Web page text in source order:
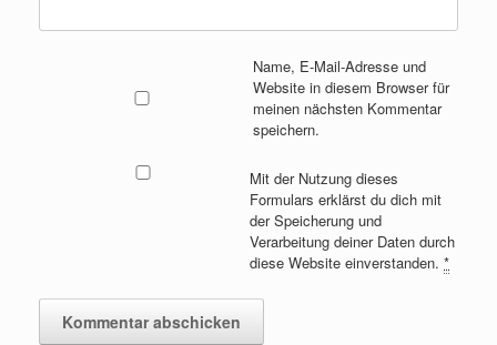
Name, E-Mail-Adresse und
Website in diesem Browser für
meinen nächsten Kommentar
speichern.
Mit der Nutzung dieses
Formulars erklärst du dich mit
der Speicherung und
Verarbeitung deiner Daten durch
diese Website einverstanden. *